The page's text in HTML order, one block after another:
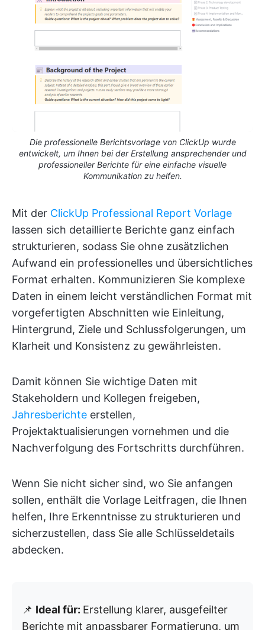
Die professionelle Berichtsvorlage von ClickUp wurde
entwickelt, um Ihnen bei der Erstellung ansprechender und
professioneller Berichte für eine einfache visuelle
Kommunikation zu helfen.
Mit der ClickUp Professional Report Vorlage
lassen sich detaillierte Berichte ganz einfach
strukturieren, sodass Sie ohne zusätzlichen
Aufwand ein professionelles und übersichtliches
Format erhalten. Kommunizieren Sie komplexe
Daten in einem leicht verständlichen Format mit
vorgefertigten Abschnitten wie Einleitung,
Hintergrund, Ziele und Schlussfolgerungen, um
Klarheit und Konsistenz zu gewährleisten.
Damit können Sie wichtige Daten mit
Stakeholdern und Kollegen freigeben,
Jahresberichte erstellen,
Projektaktualisierungen vornehmen und die
Nachverfolgung des Fortschritts durchführen.
Wenn Sie nicht sicher sind, wo Sie anfangen
sollen, enthält die Vorlage Leitfragen, die Ihnen
helfen, Ihre Erkenntnisse zu strukturieren und
sicherzustellen, dass Sie alle Schlüsseldetails
abdecken.
📌 Ideal für: Erstellung klarer, ausgefeilter
Berichte mit anpassbarer Formatierung, um